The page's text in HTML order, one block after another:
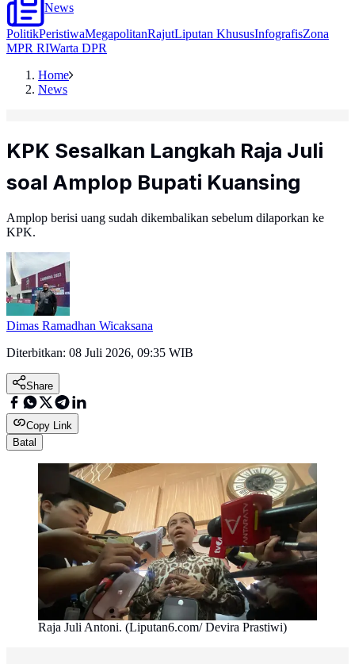
News
PolitikPeristiwaMegapolitanRajutLiputan KhususInfografisZona
MPR RIWarta DPR
Home
News
KPK Sesalkan Langkah Raja Juli
soal Amplop Bupati Kuansing
Amplop berisi uang sudah dikembalikan sebelum dilaporkan ke
KPK.
Dimas Ramadhan Wicaksana
Diterbitkan: 08 Juli 2026, 09:35 WIB
Share
Copy Link
Batal
Raja Juli Antoni. (Liputan6.com/ Devira Prastiwi)